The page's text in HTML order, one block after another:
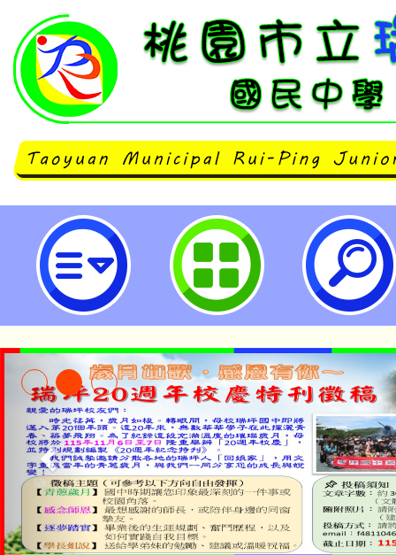
國立東華大學辦理「十二年課綱原
內容諮詢宣導講座」-桃園市立瑞
淨零綠生活教案入校路